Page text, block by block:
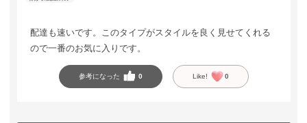
配達も速いです。このタイプがスタイルを良く見せてくれる
ので一番のお気に入りです。
参考になった 0 Like! 0